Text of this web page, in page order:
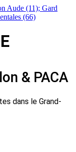
& PACA
dans le Grand-